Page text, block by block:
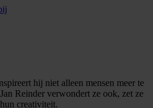
hij niet alleen mensen meer te
Reinder verwondert ze ook, zet ze
creativiteit.